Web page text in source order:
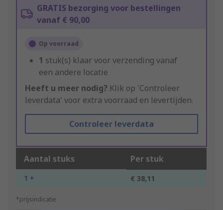
GRATIS bezorging voor bestellingen
vanaf € 90,00
Op voorraad
1 stuk(s) klaar voor verzending vanaf
een andere locatie
Heeft u meer nodig? Klik op 'Controleer
leverdata' voor extra voorraad en levertijden.
Controleer leverdata
Aantal stuks Per stuk
1 + € 38,11
*prijsindicatie